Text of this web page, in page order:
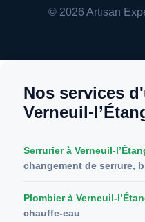
© 2026 Artisan
Nos services
Verneuil-
Serrurier à Verneuil-
changement de serrure,
Plombier à Verneuil-
chauffe-eau